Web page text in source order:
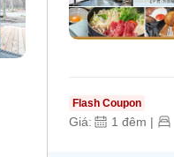
Flash Coupon
Giá: 1 đêm |